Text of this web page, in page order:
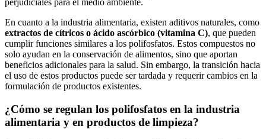
perjudiciales para⁢ el medio ambiente.
En cuanto ‌a la industria alimentaria, existen⁣ aditivos naturales, como
extractos de cítricos o ⁤ácido ascórbico (vitamina C), que⁤ pueden
cumplir funciones similares ​a⁤ los polifosfatos. Estos compuestos⁤ no
solo‍ ayudan en la conservación ⁣de alimentos, sino que​ aportan‍
beneficios adicionales para la salud. Sin ⁢embargo, la transición ⁤hacia
el uso de​ estos ​productos ​puede ser ​tardada y ⁢requerir cambios en la
formulación de productos existentes.
¿Cómo se regulan los polifosfatos en​ la industria
alimentaria y en productos de limpieza?